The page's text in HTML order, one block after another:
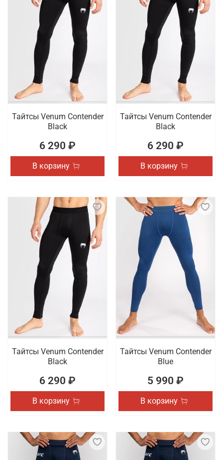
Тайтсы Venum Contender
Black
6 290 ₽
В корзину
Тайтсы Venum Contender
Black
6 290 ₽
В корзину
Тайтсы Venum Contender
Black
6 290 ₽
В корзину
Тайтсы Venum Contender
Blue
5 990 ₽
В корзину